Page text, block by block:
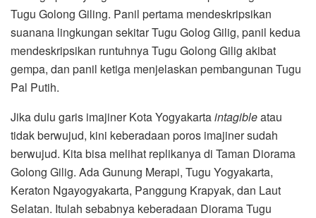
Tugu Golong Giling. Panil pertama mendeskripsikan
suanana lingkungan sekitar Tugu Golog Gilig, panil kedua
mendeskripsikan runtuhnya Tugu Golong Gilig akibat
gempa, dan panil ketiga menjelaskan pembangunan Tugu
Pal Putih.
Jika dulu garis imajiner Kota Yogyakartaintagibleatau
tidak berwujud, kini keberadaan poros imajiner sudah
berwujud. Kita bisa melihat replikanya di Taman Diorama
Golong Gilig. Ada Gunung Merapi, Tugu Yogyakarta,
Keraton Ngayogyakarta, Panggung Krapyak, dan Laut
Selatan. Itulah sebabnya keberadaan Diorama Tugu